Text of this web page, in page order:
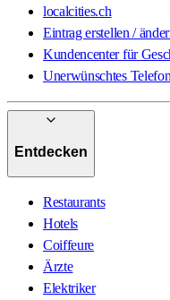
localcities.ch
Eintrag erstellen /
Kundencenter für
Unerwünschtes
Entdecken
Restaurants
Hotels
Coiffeure
Ärzte
Elektriker